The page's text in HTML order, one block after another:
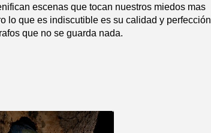
escenas que tocan nuestros miedos mas
lo que es indiscutible es su calidad y perfección
que no se guarda nada.